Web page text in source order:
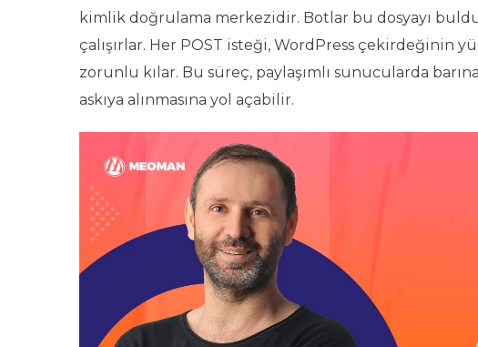
kimlik doğrulama merkezidir. Botlar bu dosyayı
çalışırlar. Her POST isteği, WordPress çekirdeğinin
zorunlu kılar. Bu süreç, paylaşımlı sunucularda
askıya alınmasına yol açabilir.